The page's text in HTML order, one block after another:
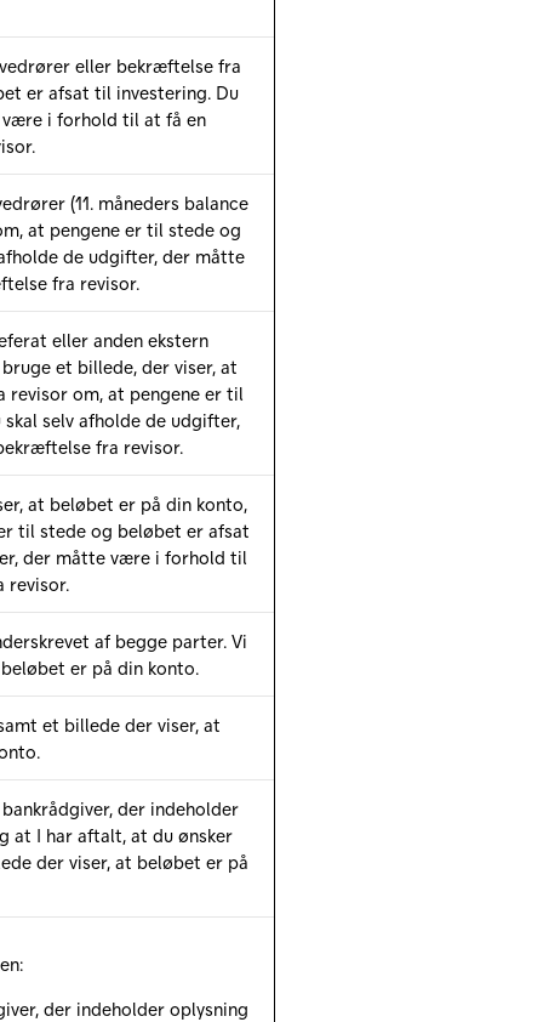
eller bekræftelse fra
er afsat til investering. Du
i forhold til at få en
(11. måneders balance
at pengene er til stede og
de udgifter, der måtte
fra revisor.
eller anden ekstern
et billede, der viser, at
om, at pengene er til
selv afholde de udgifter,
fra revisor.
at beløbet er på din konto,
til stede og beløbet er afsat
der måtte være i forhold til
revisor.
af begge parter. Vi
er på din konto.
et billede der viser, at
der indeholder
at I har aftalt, at du ønsker
der viser, at beløbet er på
der indeholder oplysning